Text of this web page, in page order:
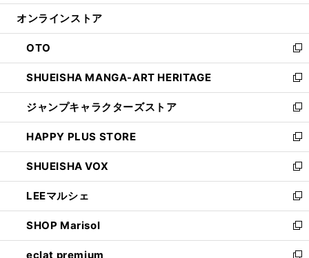
開
ン
ウ
で
開
く
ウ
ン
ド
ウ
で
開
く
オンラインストア
OTO
新
し
い
ウ
ィ
ン
ド
ウ
で
開
く
SHUEISHA MANGA-ART HERITAGE
新
し
い
ウ
ィ
ン
ド
ウ
で
開
く
ジャンプキャラクターズストア
新
し
い
ウ
ィ
ン
ド
ウ
で
開
く
HAPPY PLUS STORE
新
し
い
ウ
ィ
ン
ド
ウ
で
SHUEISHA VOX
新
し
い
ウ
ィ
ン
LEEマルシェ
新
し
い
ウ
SHOP Marisol
新
し
eclat premium